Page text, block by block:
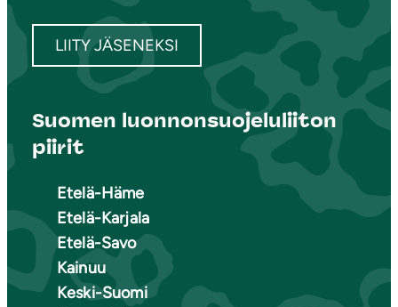
LIITY JÄSENEKSI
Suomen luonnonsuojeluliiton
piirit
Etelä-Häme
Etelä-Karjala
Etelä-Savo
Kainuu
Keski-Suomi